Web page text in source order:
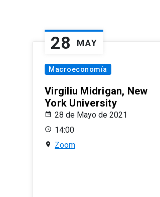
28 MAY
Macroeconomía
Virgiliu Midrigan, New
York University
28 de Mayo de 2021
14:00
Zoom